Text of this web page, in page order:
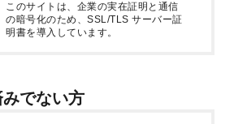
このサイトは、企業の実在証明と通信
の暗号化のため、SSL/TLS サーバー証
明書を導入しています。
でない方